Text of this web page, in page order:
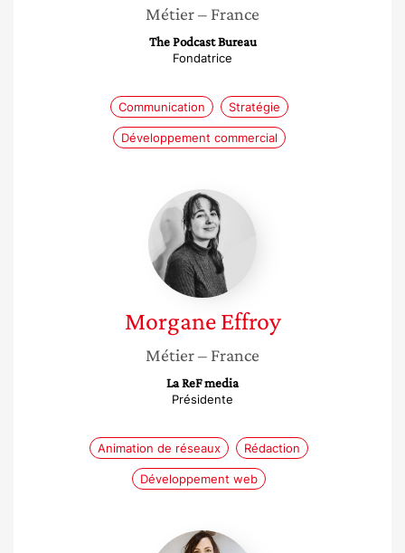
Métier– France
The Podcast Bureau
Fondatrice
Communication Stratégie
Développement commercial
Morgane
Effroy
Morgane Effroy
Métier– France
La ReF media
Présidente
Animation de réseaux Rédaction
Développement web
Florie-